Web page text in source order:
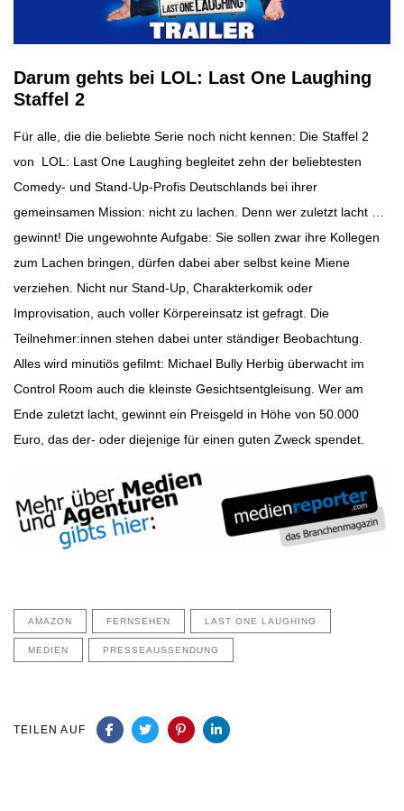
Darum gehts bei LOL: Last One Laughing
Staffel 2
Für alle, die die beliebte Serie noch nicht kennen: Die Staffel 2
von LOL: Last One Laughing begleitet zehn der beliebtesten
Comedy- und Stand-Up-Profis Deutschlands bei ihrer
gemeinsamen Mission: nicht zu lachen. Denn wer zuletzt lacht …
gewinnt! Die ungewohnte Aufgabe: Sie sollen zwar ihre Kollegen
zum Lachen bringen, dürfen dabei aber selbst keine Miene
verziehen. Nicht nur Stand-Up, Charakterkomik oder
Improvisation, auch voller Körpereinsatz ist gefragt. Die
Teilnehmer:innen stehen dabei unter ständiger Beobachtung.
Alles wird minutiös gefilmt: Michael Bully Herbig überwacht im
Control Room auch die kleinste Gesichtsentgleisung. Wer am
Ende zuletzt lacht, gewinnt ein Preisgeld in Höhe von 50.000
Euro, das der- oder diejenige für einen guten Zweck spendet.
AMAZON FERNSEHEN LAST ONE LAUGHING
MEDIEN PRESSEAUSSENDUNG
TEILEN AUF